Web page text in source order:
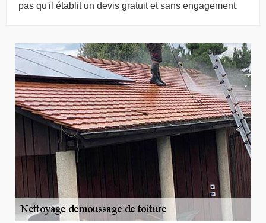
pas qu'il établit un devis gratuit et sans engagement.